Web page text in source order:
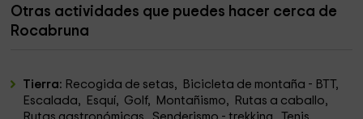
Otras actividades que puedes hacer cerca de
Rocabruna
Tierra: Recogida de setas, Bicicleta de montaña - BTT,
Escalada, Esquí, Golf, Montañismo, Rutas a caballo,